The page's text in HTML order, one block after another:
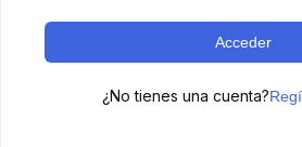
Acceder
¿No tienes una cuenta?